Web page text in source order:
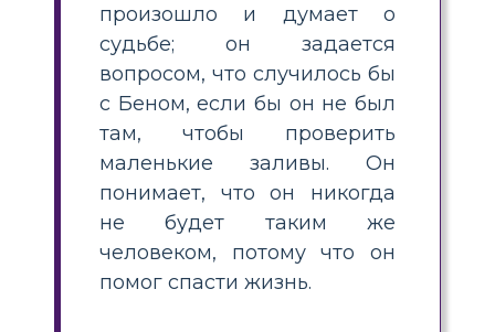
произошло и думает о
судьбе; он задается
вопросом, что случилось бы
с Беном, если бы он не был
там, чтобы проверить
маленькие заливы. Он
понимает, что он никогда
не будет таким же
человеком, потому что он
помог спасти жизнь.